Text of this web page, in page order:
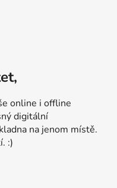
online i offline
digitální
na jenom místě.
:)